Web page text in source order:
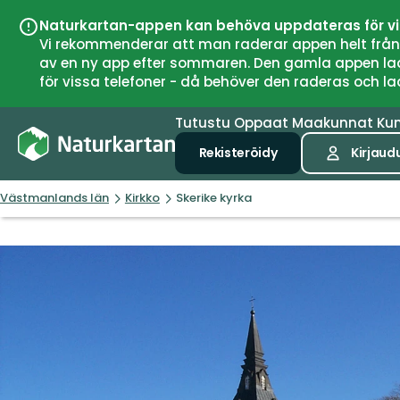
Naturkartan-appen kan behöva uppdateras för
Vi rekommenderar att man raderar appen helt
av en ny app efter sommaren. Den gamla
för vissa telefoner - då behöver den raderas och
Tutustu Oppaat Maakunnat
Rekisteröidy
Västmanlands län Kirkko Skerike kyrka